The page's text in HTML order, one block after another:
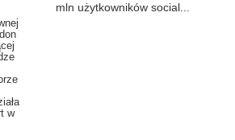
w
mln użytkowników social...